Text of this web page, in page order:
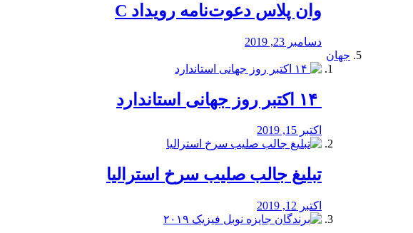
وان پلاس دعوت‌نامه رویداد C
دسامبر 23, 2019
جهان
اکتبر 15, 2019
تبلیغ جالب صلیب سرخ استرالیا
اکتبر 12, 2019